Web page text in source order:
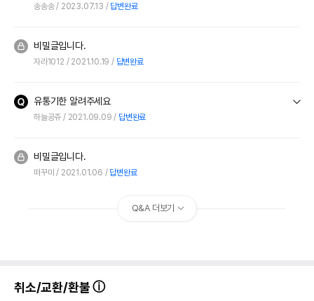
송송송 2023.07.13 답변완료
비밀글입니다.
자라1012 2021.10.19 답변완료
유통기한 알려주세요
하늘공쥬 2021.09.09 답변완료
비밀글입니다.
떠꾸미 2021.01.06 답변완료
Q&A 더보기
취소/교환/환불